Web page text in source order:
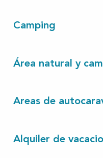
Camping
Área natural y
Areas de
Alquiler de
error
Lacs